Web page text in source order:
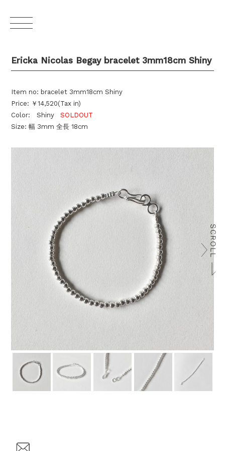
Ericka Nicolas Begay bracelet 3mm18cm Shiny
Item no: bracelet 3mm18cm Shiny
Price: ￥14,520(Tax in)
Color: Shiny
SOLDOUT
Size: 幅 3mm 全長 18cm